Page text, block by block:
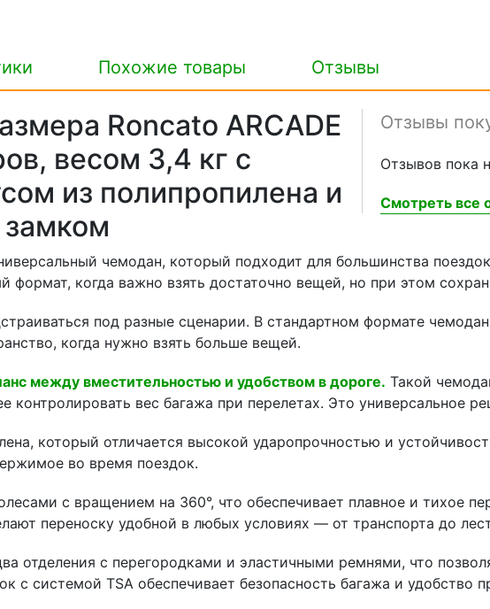
Похожие товары Отзывы
Отзывы
Отзывов пока
Смотреть все
Roncato ARCADE
весом 3,4 кг с
из полипропилена и
замком
чемодан, который подходит для большинства
формат, когда важно взять достаточно вещей, но при этом
под разные сценарии. В стандартном формате
когда нужно взять больше вещей.
между вместительностью и удобством в дороге. Такой
контролировать вес багажа при перелетах. Это универсальное
который отличается высокой ударопрочностью и
во время поездок.
с вращением на 360°, что обеспечивает плавное и тихое
переноску удобной в любых условиях — от транспорта до
отделения с перегородками и эластичными ремнями, что
с системой TSA обеспечивает безопасность багажа и удобство